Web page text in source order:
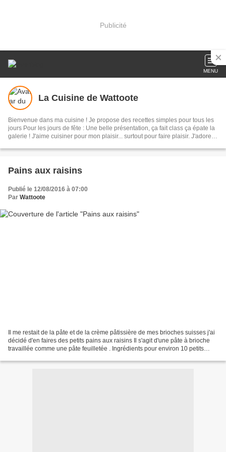
Publicité
MENU
La Cuisine de Wattoote
Bienvenue dans ma cuisine ! Je propose des recettes simples pour tous les
jours Pour les jours de fête : Une belle présentation, ça fait class ça épate la
galerie ! J'aime cuisiner pour mon plaisir... surtout pour faire plaisir. J'adore la
peut arriver ! En vous souhaitant bon voyage dans ma cuisine.
Pains aux raisins
Publié le 12/08/2016 à 07:00
Par Wattoote
Il me restait de la pâte et de la crème pâtissière de mes brioches suisses j'ai
décidé d'en faires des petits pains aux raisins Il s'agit d'une pâte à brioche
travaillée comme une pâte feuilletée . Ingrédients pour environ 10 petits